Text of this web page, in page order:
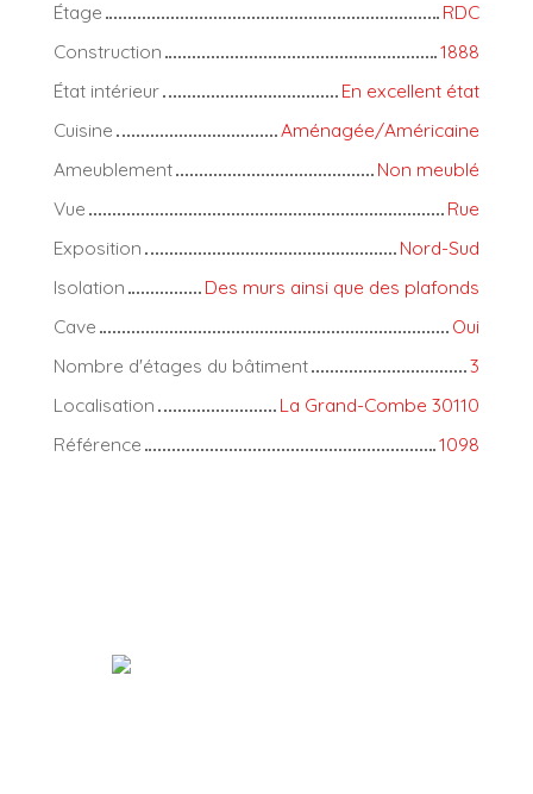
Étage
RDC
Construction
1888
État intérieur
En excellent état
Cuisine
Aménagée/Américaine
Ameublement
Non meublé
Vue
Rue
Exposition
Nord-Sud
Isolation
Des murs ainsi que des plafonds
Cave
Oui
Nombre d'étages du bâtiment
3
Localisation
La Grand-Combe 30110
Référence
1098